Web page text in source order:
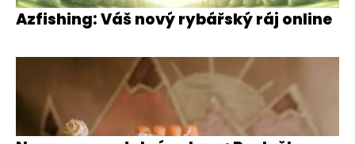
Azfishing: Váš nový rybářský ráj online